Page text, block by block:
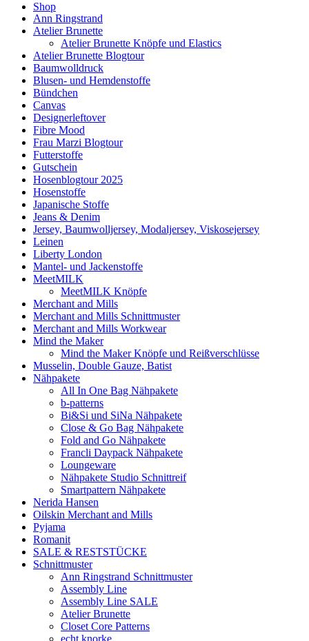
Shop
Ann Ringstrand
Atelier Brunette
Atelier Brunette Knöpfe und Elastics
Atelier Brunette Blogtour
Baumwolldruck
Blusen- und Hemdenstoffe
Bündchen
Canvas
Designerleftover
Fibre Mood
Frau Marzi Blogtour
Futterstoffe
Gutschein
Hosenblogtour 2025
Hosenstoffe
Japanische Stoffe
Jeans & Denim
Jersey, Baumwolljersey, Modaljersey, Viskosejersey
Leinen
Liberty London
Mantel- und Jackenstoffe
MeetMILK
MeetMILK Knöpfe
Merchant and Mills
Merchant and Mills Schnittmuster
Merchant and Mills Workwear
Mind the Maker
Mind the Maker Knöpfe und Reißverschlüsse
Musselin, Double Gauze, Batist
Nähpakete
All In One Bag Nähpakete
b-patterns
Bi&Si und SiNa Nähpakete
Close & Go Bag Nähpakete
Fold and Go Nähpakete
Francli Daypack Nähpakete
Loungeware
Nähpakete Studio Schnittreif
Smartpattern Nähpakete
Nerida Hansen
Oilskin Merchant and Mills
Pyjama
Romanit
SALE & RESTSTÜCKE
Schnittmuster
Ann Ringstrand Schnittmuster
Assembly Line
Assembly Line SALE
Atelier Brunette
Closet Core Patterns